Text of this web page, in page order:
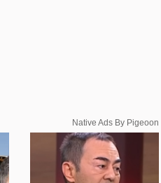
Native Ads By Pigeoon